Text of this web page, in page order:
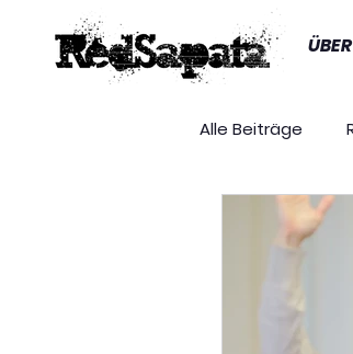
Alle Beiträge